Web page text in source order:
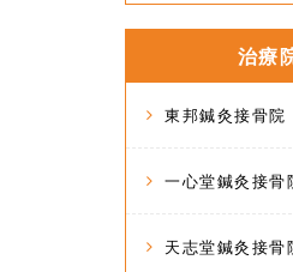
治療
東邦鍼灸接骨院
一心堂鍼灸接骨
天志堂鍼灸接骨